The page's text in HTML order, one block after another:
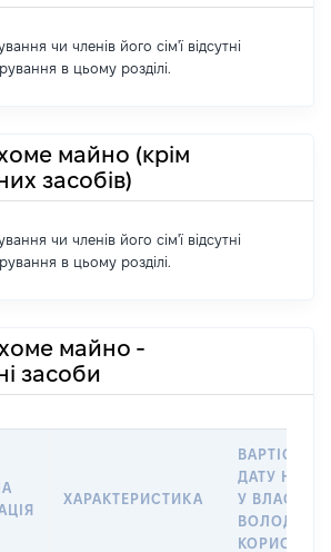
чи членів його сім'ї відсутні
в цьому розділі.
майно (крім
засобів)
чи членів його сім'ї відсутні
в цьому розділі.
майно -
засоби
ХАРАКТЕРИСТИКА
ВАРТІСТЬ
ДАТУ
У